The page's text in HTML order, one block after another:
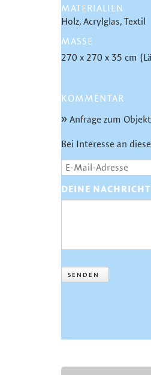
MATERIALIEN
Holz Acrylglas Textil
MASSE
270 x 270 x 35 cm
KOMMENTAR
Anfrage zum Objekt
Bei Interesse an
DEINE NACHRICHT
SENDEN
NAVIGATION